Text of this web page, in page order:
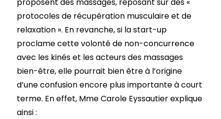
proposent des massages, reposant sur des «
protocoles de récupération musculaire et de
relaxation ». En revanche, si la start-up
proclame cette volonté de non-concurrence
avec les kinés et les acteurs des massages
bien-être, elle pourrait bien être à l’origine
d’une confusion encore plus importante à court
terme. En effet, Mme Carole Eyssautier explique
ainsi :